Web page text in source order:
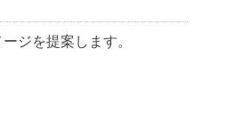
ジを提案します。